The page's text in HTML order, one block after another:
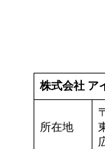
株式会社 ア
所在地